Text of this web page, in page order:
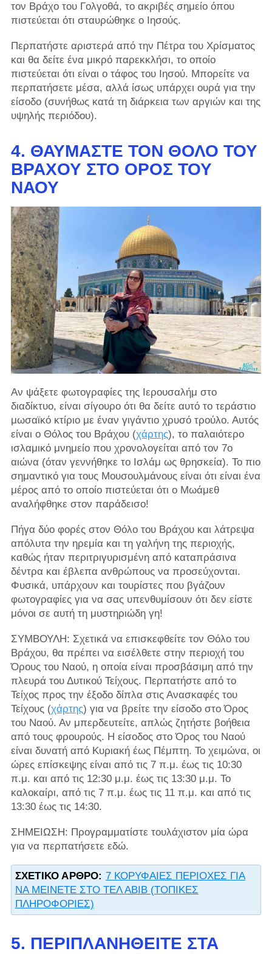
τον Βράχο του Γολγοθά, το ακριβές σημείο όπου
πιστεύεται ότι σταυρώθηκε ο Ιησούς.
Περπατήστε αριστερά από την Πέτρα του Χρίσματος
και θα δείτε ένα μικρό παρεκκλήσι, το οποίο
πιστεύεται ότι είναι ο τάφος του Ιησού. Μπορείτε να
περπατήσετε μέσα, αλλά ίσως υπάρχει ουρά για την
είσοδο (συνήθως κατά τη διάρκεια των αργιών και της
υψηλής περιόδου).
4. ΘΑΥΜΆΣΤΕ ΤΟΝ ΘΌΛΟ ΤΟΥ
ΒΡΆΧΟΥ ΣΤΟ ΌΡΟΣ ΤΟΥ
ΝΑΟΎ
Αν ψάξετε φωτογραφίες της Ιερουσαλήμ στο
διαδίκτυο, είναι σίγουρο ότι θα δείτε αυτό το τεράστιο
μωσαϊκό κτίριο με έναν γιγάντιο χρυσό τρούλο. Αυτός
είναι ο Θόλος του Βράχου (χάρτης), το παλαιότερο
ισλαμικό μνημείο που χρονολογείται από τον 7ο
αιώνα (όταν γεννήθηκε το Ισλάμ ως θρησκεία). Το πιο
σημαντικό για τους Μουσουλμάνους είναι ότι είναι ένα
μέρος από το οποίο πιστεύεται ότι ο Μωάμεθ
αναλήφθηκε στον παράδεισο!
Πήγα δύο φορές στον Θόλο του Βράχου και λάτρεψα
απόλυτα την ηρεμία και τη γαλήνη της περιοχής,
καθώς ήταν περιτριγυρισμένη από καταπράσινα
δέντρα και έβλεπα ανθρώπους να προσεύχονται.
Φυσικά, υπάρχουν και τουρίστες που βγάζουν
φωτογραφίες για να σας υπενθυμίσουν ότι δεν είστε
μόνοι σε αυτή τη μυστηριώδη γη!
ΣΥΜΒΟΥΛΗ: Σχετικά να επισκεφθείτε τον Θόλο του
Βράχου, θα πρέπει να εισέλθετε στην περιοχή του
Όρους του Ναού, η οποία είναι προσβάσιμη από την
πλευρά του Δυτικού Τείχους. Περπατήστε από το
Τείχος προς την έξοδο δίπλα στις Ανασκαφές του
Τείχους (χάρτης) για να βρείτε την είσοδο στο Όρος
του Ναού. Αν μπερδευτείτε, απλώς ζητήστε βοήθεια
από τους φρουρούς. Η είσοδος στο Όρος του Ναού
είναι δυνατή από Κυριακή έως Πέμπτη. Το χειμώνα, οι
ώρες επίσκεψης είναι από τις 7 π.μ. έως τις 10:30
π.μ. και από τις 12:30 μ.μ. έως τις 13:30 μ.μ. Το
καλοκαίρι, από τις 7 π.μ. έως τις 11 π.μ. και από τις
13:30 έως τις 14:30.
ΣΗΜΕΙΩΣΗ: Προγραμματίστε τουλάχιστον μία ώρα
για να περπατήσετε εδώ.
ΣΧΕΤΙΚΌ ΆΡΘΡΟ: 7 ΚΟΡΥΦΑΙΕΣ ΠΕΡΙΟΧΕΣ ΓΙΑ
ΝΑ ΜΕΙΝΕΤΕ ΣΤΟ ΤΕΛ ΑΒΙΒ (ΤΟΠΙΚΕΣ
ΠΛΗΡΟΦΟΡΙΕΣ)
5. ΠΕΡΙΠΛΑΝΗΘΕΊΤΕ ΣΤΑ